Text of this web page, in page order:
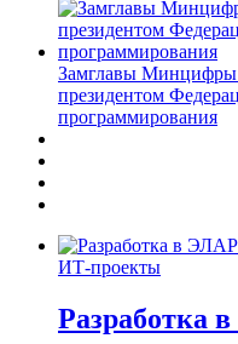
Замглавы
президентом
программирования
ИТ-проекты
Разработка